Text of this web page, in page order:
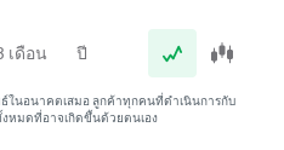
เดือน ปี
ในอนาคตเสมอ ลูกค้าทุกคนที่ดำเนินการกับ
หมดที่อาจเกิดขึ้นด้วยตนเอง